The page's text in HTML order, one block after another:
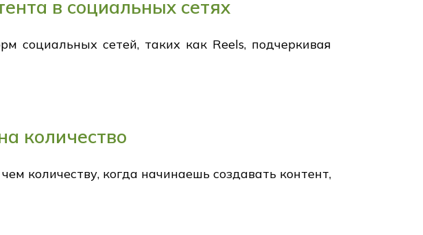
в социальных сетях
социальных сетей, таких как Reels, подчеркивая
количество
количеству, когда начинаешь создавать контент,